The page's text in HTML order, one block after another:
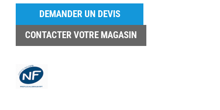
DEMANDER UN DEVIS
CONTACTER VOTRE MAGASIN